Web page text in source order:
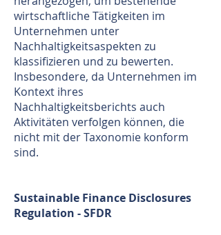
wirtschaftliche Tätigkeiten im
Unternehmen unter
Nachhaltigkeitsaspekten zu
klassifizieren und zu bewerten.
Insbesondere, da Unternehmen im
Kontext ihres
Nachhaltigkeitsberichts auch
Aktivitäten verfolgen können, die
nicht mit der Taxonomie konform
sind.
Sustainable Finance Disclosures
Regulation - SFDR